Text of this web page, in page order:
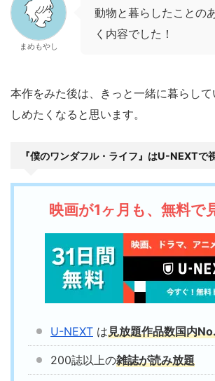
まめもやし
動物と暮らしたことの
く内容でした！
本作をみた後は、きっと一緒に暮らし
しめたくなると思います。
『僕のワンダフル・ライフ』はU-NEXTで
映画が1ヶ月も、無料で
U-NEXT は見放題作品数国内
200誌以上の雑誌が読み放題